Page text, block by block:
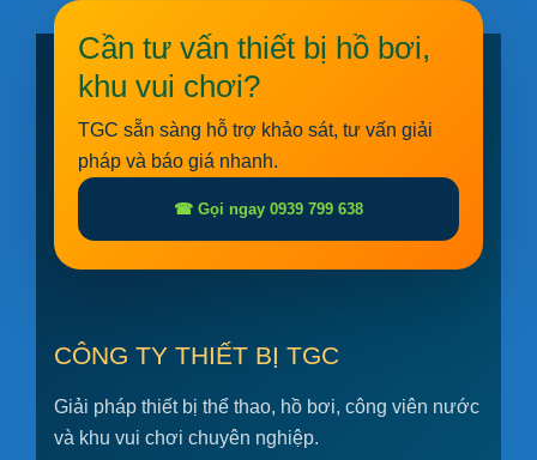
Cần tư vấn thiết bị hồ bơi,
khu vui chơi?
TGC sẵn sàng hỗ trợ khảo sát, tư vấn giải
pháp và báo giá nhanh.
☎ Gọi ngay 0939 799 638
CÔNG TY THIẾT BỊ TGC
Giải pháp thiết bị thể thao, hồ bơi, công viên nước
và khu vui chơi chuyên nghiệp.